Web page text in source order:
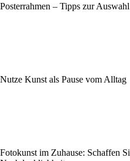
Posterrahmen – Tipps zur
Nutze Kunst als Pause vom Alltag
Fotokunst im Zuhause: Schaffen